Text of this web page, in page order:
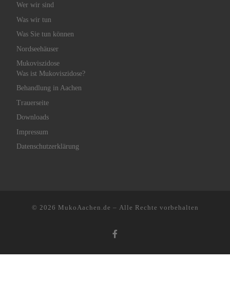
Wer wir sind
Was wir tun
Was Sie tun können
Nordseehäuser
Mukoviszidose
Was ist Mukoviszidose?
Behandlung in Aachen
Trauerseite
Downloads
Impressum
Datenschutzerklärung
© 2026 MukoAachen.de – Alle Rechte vorbehalten